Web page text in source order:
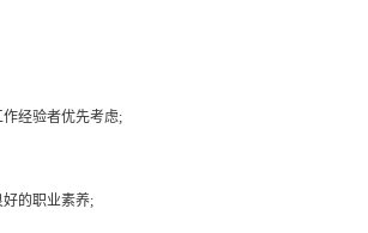
经验者优先考虑;
的职业素养;